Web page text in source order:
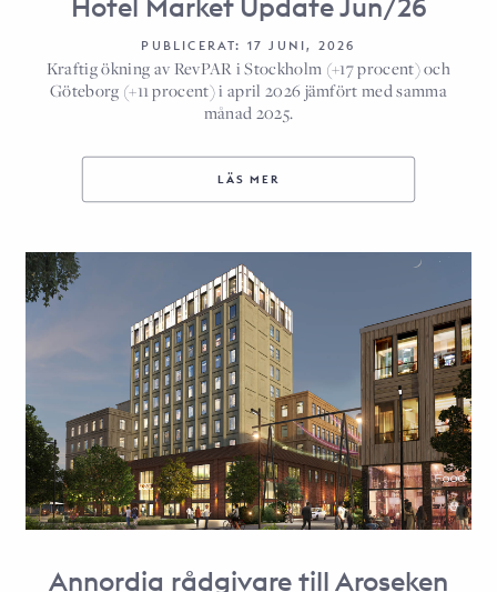
PUBLICERAT: 17 JUNI, 2026
Kraftig ökning av RevPAR i Stockholm (+17 procent) och
Göteborg (+11 procent) i april 2026 jämfört med samma
månad 2025.
LÄS MER
Annordia rådgivare till Aroseken